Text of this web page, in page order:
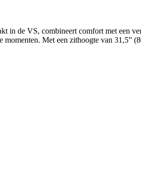
in de VS, combineert comfort met een
Met een zithoogte van 31,5”